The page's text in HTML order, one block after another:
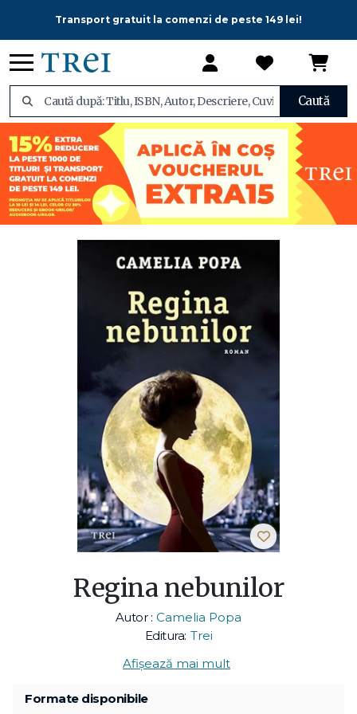
Transport gratuit la comenzi de peste 149 lei!
Caută
Regina nebunilor
Autor : Camelia Popa
Editura: Trei
Afișează mai mult
Formate disponibile